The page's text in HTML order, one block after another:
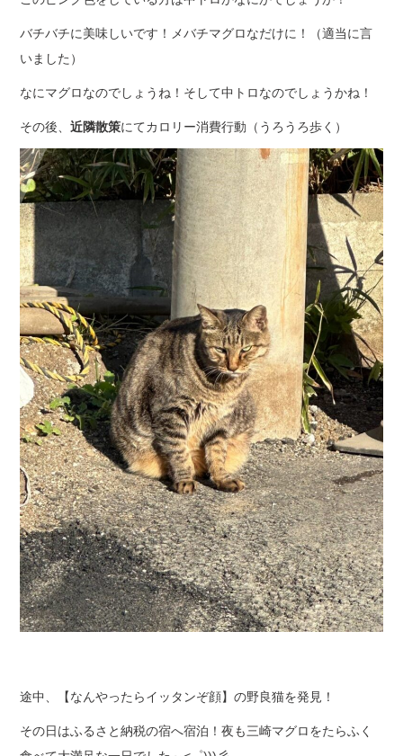
バチバチに美味しいです！メバチマグロなだけに！（適当に言
いました）
なにマグロなのでしょうね！そして中トロなのでしょうかね！
その後、近隣散策にてカロリー消費行動（うろうろ歩く）
途中、【なんやったらイッタンぞ顔】の野良猫を発見！
その日はふるさと納税の宿へ宿泊！夜も三崎マグロをたらふく